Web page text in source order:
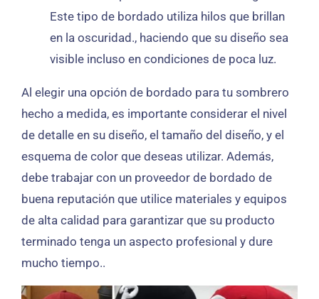
Este tipo de bordado utiliza hilos que brillan
en la oscuridad., haciendo que su diseño sea
visible incluso en condiciones de poca luz.
Al elegir una opción de bordado para tu sombrero
hecho a medida, es importante considerar el nivel
de detalle en su diseño, el tamaño del diseño, y el
esquema de color que deseas utilizar. Además,
debe trabajar con un proveedor de bordado de
buena reputación que utilice materiales y equipos
de alta calidad para garantizar que su producto
terminado tenga un aspecto profesional y dure
mucho tiempo..